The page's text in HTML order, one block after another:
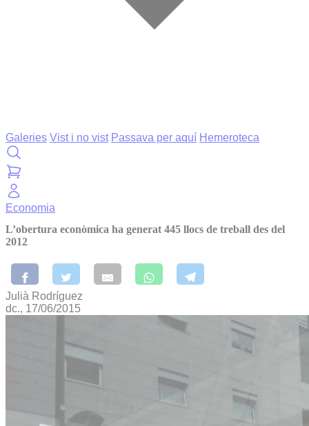
Galeries Vist i no vist Passava per aquí Hemeroteca
Economia
L’obertura econòmica ha generat 445 llocs de treball des del
2012
Julià Rodríguez
dc., 17/06/2015